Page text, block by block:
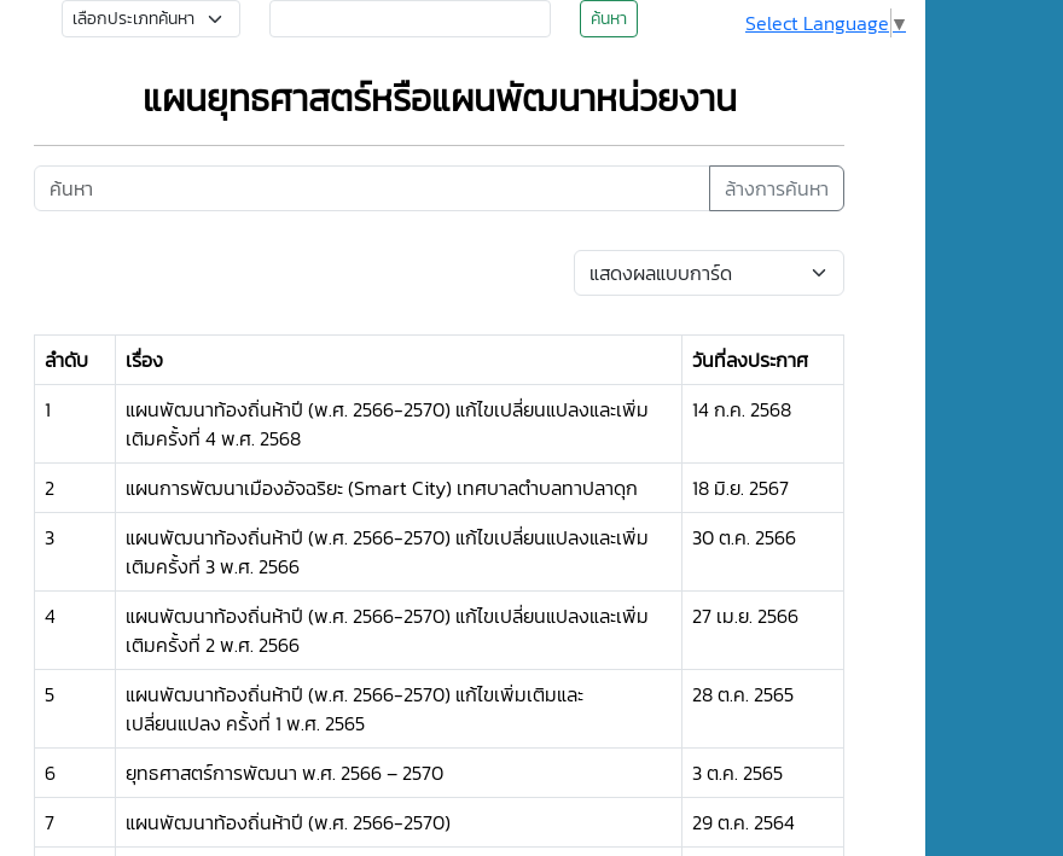
ค้นหา Select Language ▼
แผนยุทธศาสตร์หรือแผนพัฒนาหน่วยงาน
ล้างการค้นหา
ลำดับ เรื่อง
วันที่ลงประกาศ
1
แผนพัฒนาท้องถิ่นห้าปี (พ.ศ. 2566-2570) แก้ไขเปลี่ยนแปลงและเพิ่ม
เติมครั้งที่ 4 พ.ศ. 2568
14 ก.ค. 2568
2 แผนการพัฒนาเมืองอัจฉริยะ (Smart City) เทศบาลตำบลทาปลาดุก
18 มิ.ย. 2567
3
แผนพัฒนาท้องถิ่นห้าปี (พ.ศ. 2566-2570) แก้ไขเปลี่ยนแปลงและเพิ่ม
เติมครั้งที่ 3 พ.ศ. 2566
30 ต.ค. 2566
4
แผนพัฒนาท้องถิ่นห้าปี (พ.ศ. 2566-2570) แก้ไขเปลี่ยนแปลงและเพิ่ม
เติมครั้งที่ 2 พ.ศ. 2566
27 เม.ย. 2566
5
แผนพัฒนาท้องถิ่นห้าปี (พ.ศ. 2566-2570) แก้ไขเพิ่มเติมและ
เปลี่ยนแปลง ครั้งที่ 1 พ.ศ. 2565
28 ต.ค. 2565
6 ยุทธศาสตร์การพัฒนา พ.ศ. 2566 – 2570
3 ต.ค. 2565
7
แผนพัฒนาท้องถิ่นห้าปี (พ.ศ. 2566-2570)
29 ต.ค. 2564